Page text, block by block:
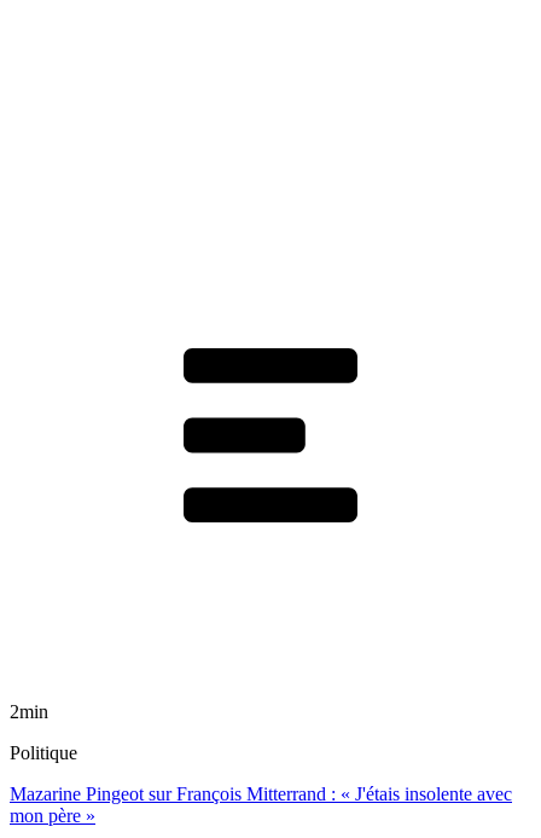
2min
Politique
Mazarine Pingeot sur François Mitterrand : « J'étais insolente avec
mon père »